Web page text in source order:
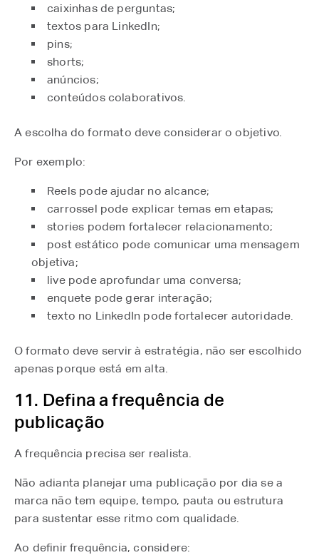
caixinhas de perguntas;
textos para LinkedIn;
pins;
shorts;
anúncios;
conteúdos colaborativos.
A escolha do formato deve considerar o objetivo.
Por exemplo:
Reels pode ajudar no alcance;
carrossel pode explicar temas em etapas;
stories podem fortalecer relacionamento;
post estático pode comunicar uma mensagem
objetiva;
live pode aprofundar uma conversa;
enquete pode gerar interação;
texto no LinkedIn pode fortalecer autoridade.
O formato deve servir à estratégia, não ser escolhido
apenas porque está em alta.
11. Defina a frequência de
publicação
A frequência precisa ser realista.
Não adianta planejar uma publicação por dia se a
marca não tem equipe, tempo, pauta ou estrutura
para sustentar esse ritmo com qualidade.
Ao definir frequência, considere: